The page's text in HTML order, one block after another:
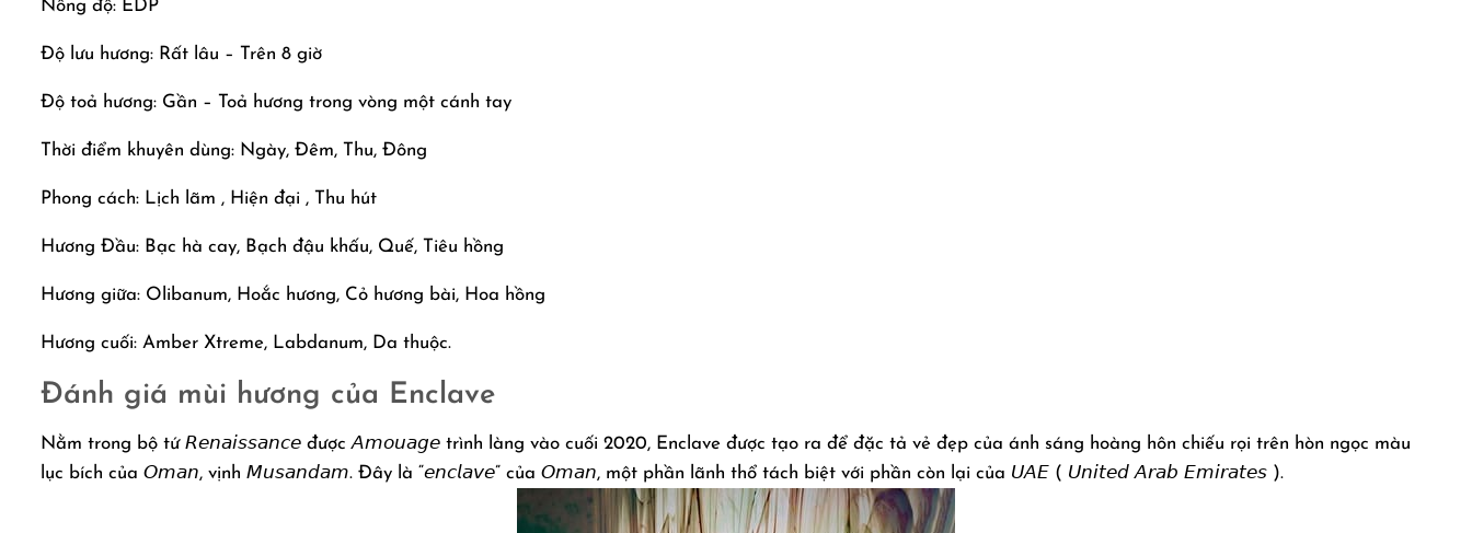
Nồng độ: EDP
Độ lưu hương: Rất lâu – Trên 8 giờ
Độ toả hương: Gần – Toả hương trong vòng một cánh tay
Thời điểm khuyên dùng: Ngày, Đêm, Thu, Đông
Phong cách: Lịch lãm , Hiện đại , Thu hút
Hương Đầu: Bạc hà cay, Bạch đậu khấu, Quế, Tiêu hồng
Hương giữa: Olibanum, Hoắc hương, Cỏ hương bài, Hoa hồng
Hương cuối: Amber Xtreme, Labdanum, Da thuộc.
Đánh giá mùi hương của Enclave
Nằm trong bộ tứ 𝘙𝘦𝘯𝘢𝘪𝘴𝘴𝘢𝘯𝘤𝘦 được 𝘈𝘮𝘰𝘶𝘢𝘨𝘦 trình làng vào cuối 2020, Enclave được tạo ra để đặc tả vẻ đẹp của ánh sáng hoàng hôn chiếu rọi trên hòn ngọc màu
lục bích của 𝘖𝘮𝘢𝘯, vịnh 𝘔𝘶𝘴𝘢𝘯𝘥𝘢𝘮. Đây là “𝘦𝘯𝘤𝘭𝘢𝘷𝘦” của 𝘖𝘮𝘢𝘯, một phần lãnh thổ tách biệt với phần còn lại của 𝘜𝘈𝘌 ( 𝘜𝘯𝘪𝘵𝘦𝘥 𝘈𝘳𝘢𝘣 𝘌𝘮𝘪𝘳𝘢𝘵𝘦𝘴 ).